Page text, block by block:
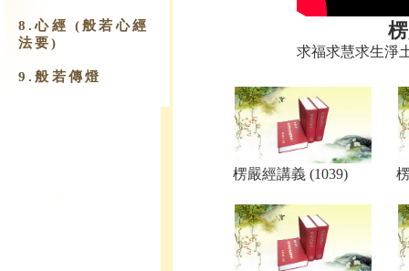
8.心經 (般若心經
法要)
9.​般若傳燈
求福求慧求生淨
楞嚴經講義 (1039)